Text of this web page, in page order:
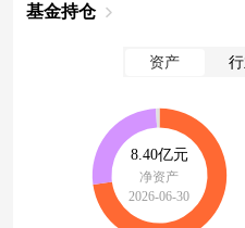
基金持仓
资产
8.40亿元
净资产
2026-06-30